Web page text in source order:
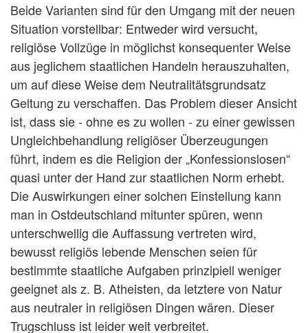
Beide Varianten sind für den Umgang mit der neuen
Situation vorstellbar: Entweder wird versucht,
religiöse Vollzüge in möglichst konsequenter Weise
aus jeglichem staatlichen Handeln herauszuhalten,
um auf diese Weise dem Neutralitätsgrundsatz
Geltung zu verschaffen. Das Problem dieser Ansicht
ist, dass sie - ohne es zu wollen - zu einer gewissen
Ungleichbehandlung religiöser Überzeugungen
führt, indem es die Religion der „Konfessionslosen“
quasi unter der Hand zur staatlichen Norm erhebt.
Die Auswirkungen einer solchen Einstellung kann
man in Ostdeutschland mitunter spüren, wenn
unterschwellig die Auffassung vertreten wird,
bewusst religiös lebende Menschen seien für
bestimmte staatliche Aufgaben prinzipiell weniger
geeignet als z. B. Atheisten, da letztere von Natur
aus neutraler in religiösen Dingen wären. Dieser
Trugschluss ist leider weit verbreitet.